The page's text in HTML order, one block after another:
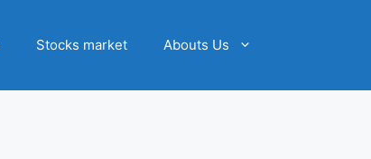
Stocks market Abouts Us